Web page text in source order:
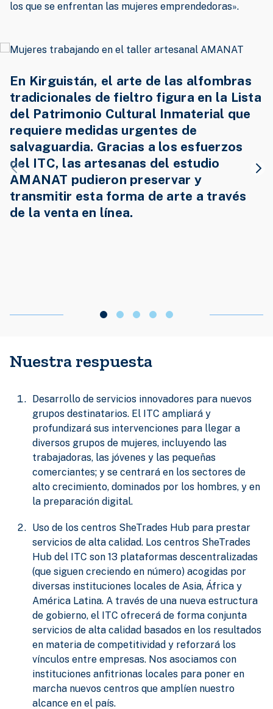
los que se enfrentan las mujeres emprendedoras».
En Kirguistán, el arte de las alfombras
tradicionales de fieltro figura en la Lista
del Patrimonio Cultural Inmaterial que
requiere medidas urgentes de
salvaguardia. Gracias a los esfuerzos
del ITC, las artesanas del estudio
AMANAT pudieron preservar y
transmitir esta forma de arte a través
de la venta en línea.
Nuestra respuesta
Desarrollo de servicios innovadores para nuevos
grupos destinatarios. El ITC ampliará y
profundizará sus intervenciones para llegar a
diversos grupos de mujeres, incluyendo las
trabajadoras, las jóvenes y las pequeñas
comerciantes; y se centrará en los sectores de
alto crecimiento, dominados por los hombres, y en
la preparación digital.
Uso de los centros SheTrades Hub para prestar
servicios de alta calidad. Los centros SheTrades
Hub del ITC son 13 plataformas descentralizadas
(que siguen creciendo en número) acogidas por
diversas instituciones locales de Asia, África y
América Latina. A través de una nueva estructura
de gobierno, el ITC ofrecerá de forma conjunta
servicios de alta calidad basados en los resultados
en materia de competitividad y reforzará los
vínculos entre empresas. Nos asociamos con
instituciones anfitrionas locales para poner en
marcha nuevos centros que amplíen nuestro
alcance en el país.